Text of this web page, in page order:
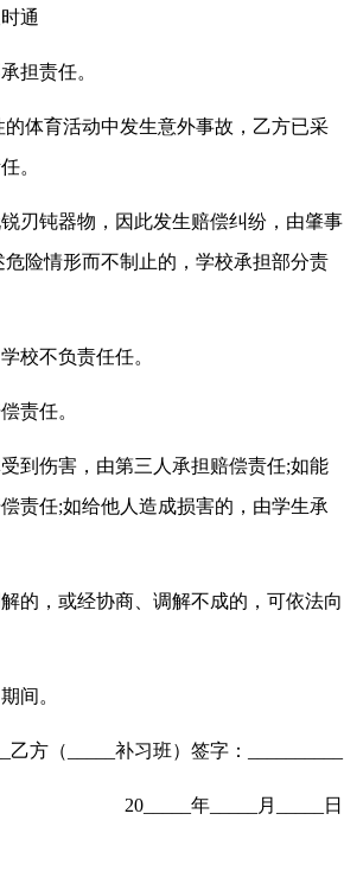
通
担责任。
体育活动中发生意外事故，乙方已采
。
刃钝器物，因此发生赔偿纠纷，由肇事
险情形而不制止的，学校承担部分责
校不负责任任。
责任。
到伤害，由第三人承担赔偿责任;如能
责任;如给他人造成损害的，由学生承
的，或经协商、调解不成的，可依法向
间。
（_____补习班）签字：__________
20_____年_____月_____日